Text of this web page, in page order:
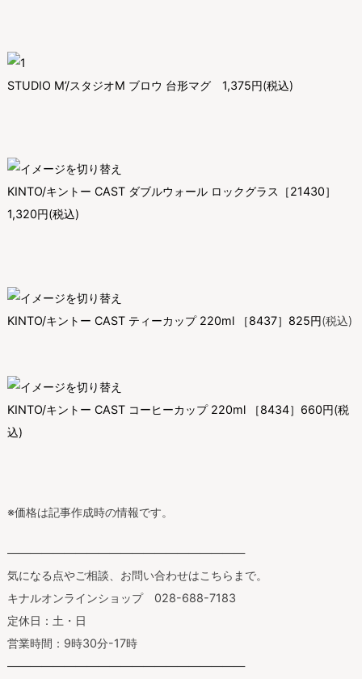
STUDIO M’/スタジオM ブロウ 台形マグ 1,375円(税込)
KINTO/キントー CAST ダブルウォール ロックグラス［21430］
1,320円(税込)
KINTO/キントー CAST ティーカップ 220ml ［8437］ 825円(税込)
KINTO/キントー CAST コーヒーカップ 220ml ［8434］ 660円(税
込)
※価格は記事作成時の情報です。
—————————————————————
気になる点やご相談、お問い合わせはこちらまで。
キナルオンラインショップ 028-688-7183
定休日：土・日
営業時間：9時30分-17時
—————————————————————